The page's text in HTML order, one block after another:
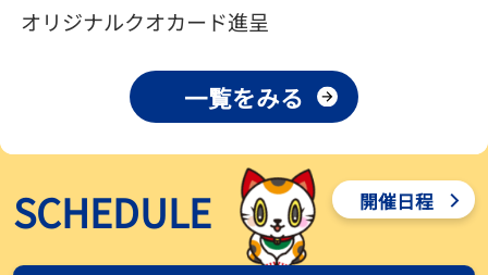
【ボートレース】荒木颯斗が地元唯一の優出！３号艇でデビュー初
Ｖ狙う「自分の好きな感じになっている」～とこなめルーキーＳ
【ボートレース】訓練中の大けが乗り越えデビューした宮崎心之介
が初Ｖ王手「１枠なら負けないと思います」～とこなめルーキーＳ
2026年08月03日
【常滑ボート・ルーキーＳ】津田陸翔はリング交換で気配一変「初
優勝目指して頑張ります」
オリジナルクオカード進呈
一覧をみる
SCHEDULE 開催日程